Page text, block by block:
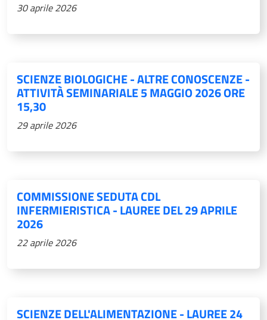
30 aprile 2026
SCIENZE BIOLOGICHE - ALTRE CONOSCENZE -
ATTIVITÀ SEMINARIALE 5 MAGGIO 2026 ORE
15,30
29 aprile 2026
COMMISSIONE SEDUTA CDL
INFERMIERISTICA - LAUREE DEL 29 APRILE
2026
22 aprile 2026
SCIENZE DELL'ALIMENTAZIONE - LAUREE 24